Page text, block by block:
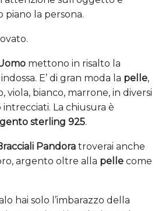
piano la persona.
mettono in risalto la
E’ di gran moda la pelle,
viola, bianco, marrone, in diversi
La chiusura è
sterling 925.
Pandora troverai anche
argento oltre alla pelle come
hai solo l’imbarazzo della